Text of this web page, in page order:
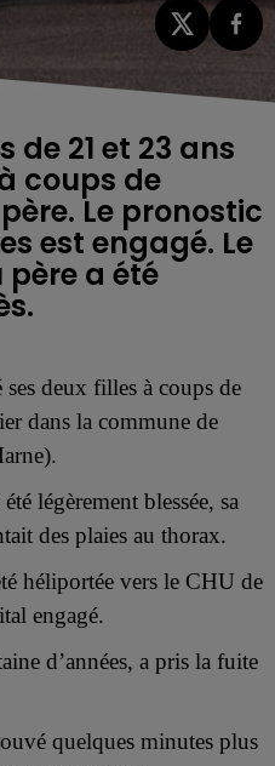
de 21 et 23 ans
coups de
Le pronostic
est engagé. Le
père a été
deux filles à coups de
dans la commune de
légèrement blessée, sa
des plaies au thorax.
héliportée vers le CHU de
engagé.
d’années, a pris la fuite
quelques minutes plus